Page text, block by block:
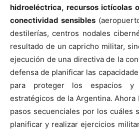
hidroeléctrica, recursos ictícolas
conectividad sensibles
destilerías, centros nodales
resultado de un capricho militar,
ejecución de una directiva de la
defensa de planificar las
para proteger los espacios y
estratégicos de la Argentina. Ahora
pasos secuenciales por los cuáles
planificar y realizar ejercicios